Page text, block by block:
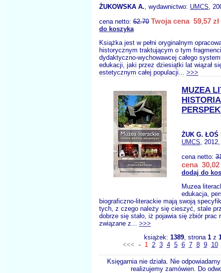
ŻUKOWSKA A., wydawnictwo: UMCS,
cena netto: 62.70 Twoja cena 59,57 zł
do koszyka
Książka jest w pełni oryginalnym
historycznym traktującym o tym
dydaktyczno-wychowawcej całego
edukacji, jaki przez dziesiątki lat wiązał
estetycznym całej populacji... >>>
MUZEA
ŻUK G. ŁOŚ
UMCS,
cena netto:
cena 30,02
dodaj do
Muzea
edukacja,
biograficzno-literackie mają swoją
tych, z czego należy się cieszyć, stale
dobrze się stało, iż pojawia się zbiór prac
związane z... >>>
książek: 1389, strona 1z
<<< - 1 2 3 4 5 6 7 8 9 10
Księgarnia nie działa. Nie
realizujemy zamówien. Do